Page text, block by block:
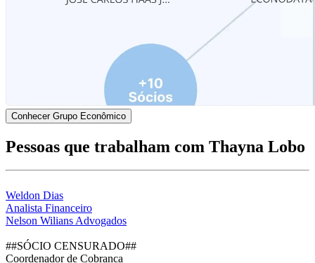
Conhecer Grupo Econômico
Pessoas que trabalham com Thayna Lobo
Weldon Dias
Analista Financeiro
Nelson Wilians Advogados
##SÓCIO CENSURADO##
Coordenador de Cobranca